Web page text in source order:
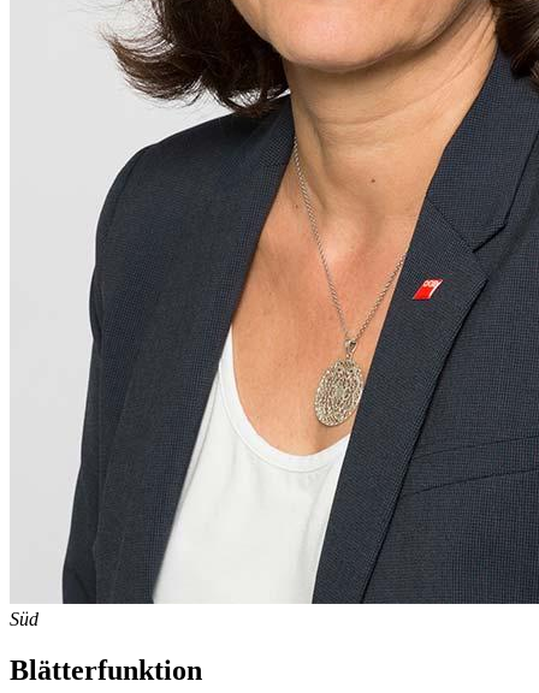
Süd
Blätterfunktion